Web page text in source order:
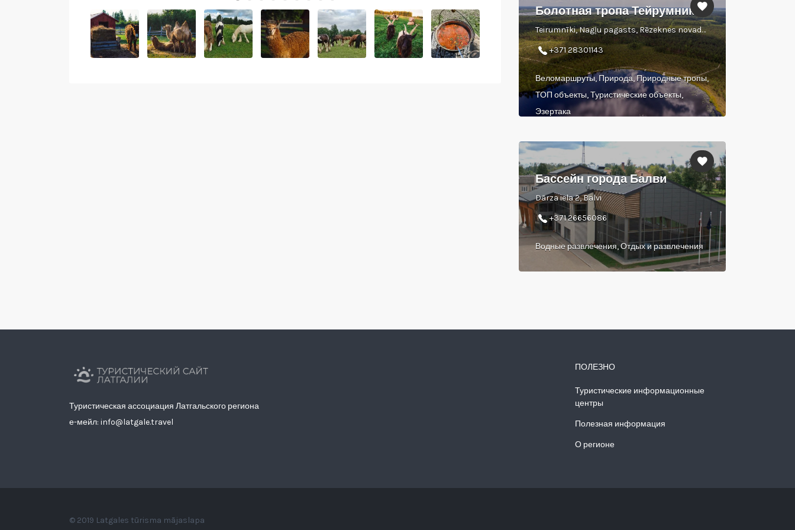
Болотная тропа Тейрумники
Teirumnīki, Nagļu pagasts, Rēzeknes novads, LV-4631
+371 28301143
Веломаршруты, Природа, Природные тропы,
ТОП объекты, Туристические объекты,
Эзертака
Бассейн города Балви
Dārza iela 2, Balvi
+371 26656086
Водные развлечения, Отдых и развлечения
Туристическая ассоциация Латгальского региона
е-мейл: info@latgale.travel
ПОЛЕЗНО
Туристические информационные
центры
Полезная информация
О регионе
© 2019 Latgales tūrisma mājaslapa